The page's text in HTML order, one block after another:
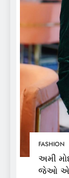
FASHION
અમી
જેઓ એક